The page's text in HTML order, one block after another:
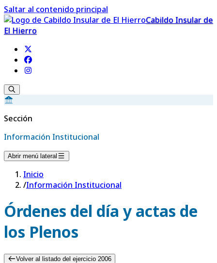
Saltar al contenido principal
Cabildo Insular de
El Hierro
Sección
Información Institucional
Abrir menú lateral
Inicio
/Información Institucional
Órdenes del día y actas de
los Plenos
Volver al listado del ejercicio 2006